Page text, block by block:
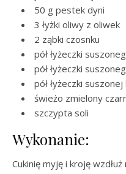
50 g pestek dyni
3 łyżki oliwy z oliwek
2 ząbki czosnku
pół łyżeczki
pół łyżeczki
pół łyżeczki suszonej
świeżo zmielony
szczypta soli
Wykonanie:
Cukinię myję i kroję